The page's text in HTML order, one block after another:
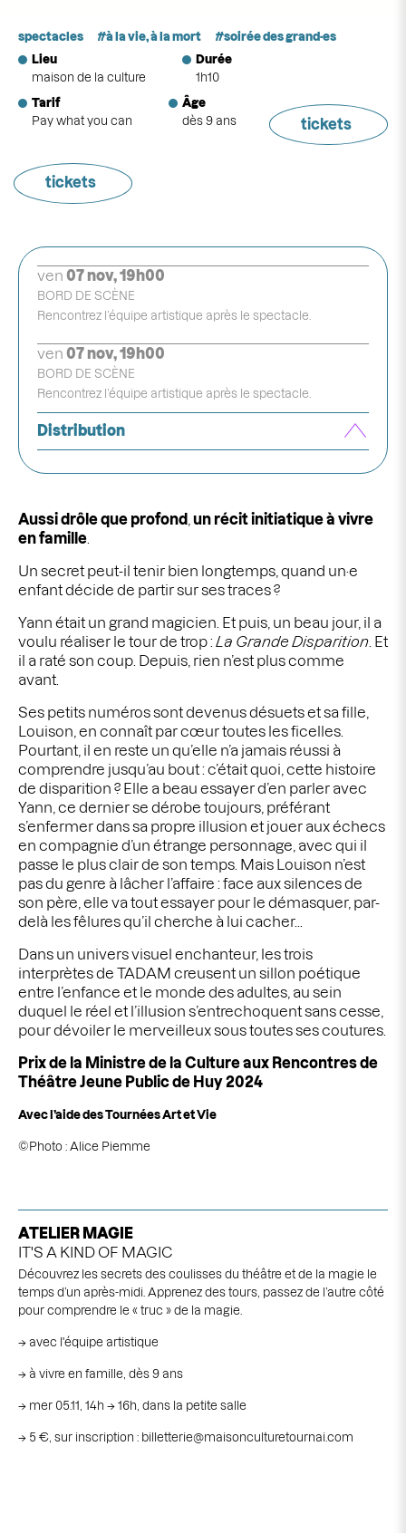
tickets
spectacles à la vie, à la mort
soirée des grand·es
Lieu
maison de la culture
Durée
1h10
Tarif
Pay what you can
Âge
dès 9 ans
tickets
Aussi drôle que profond un récit initiatique à vivre
en famille
Un secret peut-il tenir bien longtemps, quand un·e
enfant décide de partir sur ses traces ?
Yann était un grand magicien. Et puis, un beau jour, il a
voulu réaliser le tour de trop :La Grande Disparition . Et
il a raté son coup. Depuis, rien n’est plus comme
avant.
Ses petits numéros sont devenus désuets et sa fille,
Louison, en connaît par cœurtoutes les ficelles.
Pourtant, il en reste un qu’elle n’a jamais réussi à
comprendre jusqu’au bout : c’était quoi, cette histoire
de disparition ? Elle a beau essayer d’en parler avec
Yann, ce dernier se dérobe toujours, préférant
s’enfermer dans sa propre illusion et jouer aux échecs
en compagnie d’un étrange personnage, avec qui il
passe le plus clair de son temps. Mais Louison n’est
pas du genre à lâcher l’affaire : face aux silences de
son père, elle va tout essayer pour le démasquer, par-
delà les fêlures qu’il cherche à lui cacher...
Dans un univers visuel enchanteur, les trois
interprètes de TADAM creusent un sillon poétique
entre l’enfance et le monde des adultes, au sein
duquel le réel et l’illusion s’entrechoquent sans cesse,
pour dévoiler le merveilleux sous toutesses coutures.
Prix de la Ministre de la Culture aux Rencontres de
Théâtre Jeune Public de Huy 2024
Avec l’aide des Tournées Art et Vie
©Photo : Alice Piemme
ATELIER MAGIE
IT'S A KIND OF MAGIC
Découvrez les secrets des coulisses du théâtre et de la magie le
temps d’un après-midi. Apprenez des tours, passez de l’autre côté
pour comprendre le « truc » de la magie.
→ avec l'équipe artistique
→ à vivre en famille, dès 9 ans
→ mer 05.11, 14h → 16h, dans la petite salle
→ 5 €, sur inscription : billetterie@maisonculturetournai.com
ven 07 nov, 19h00
BORD DE SCÈNE
Rencontrez l’équipe artistique après le spectacle.
ven 07 nov, 19h00
BORD DE SCÈNE
Rencontrez l’équipe artistique après le spectacle.
Distribution